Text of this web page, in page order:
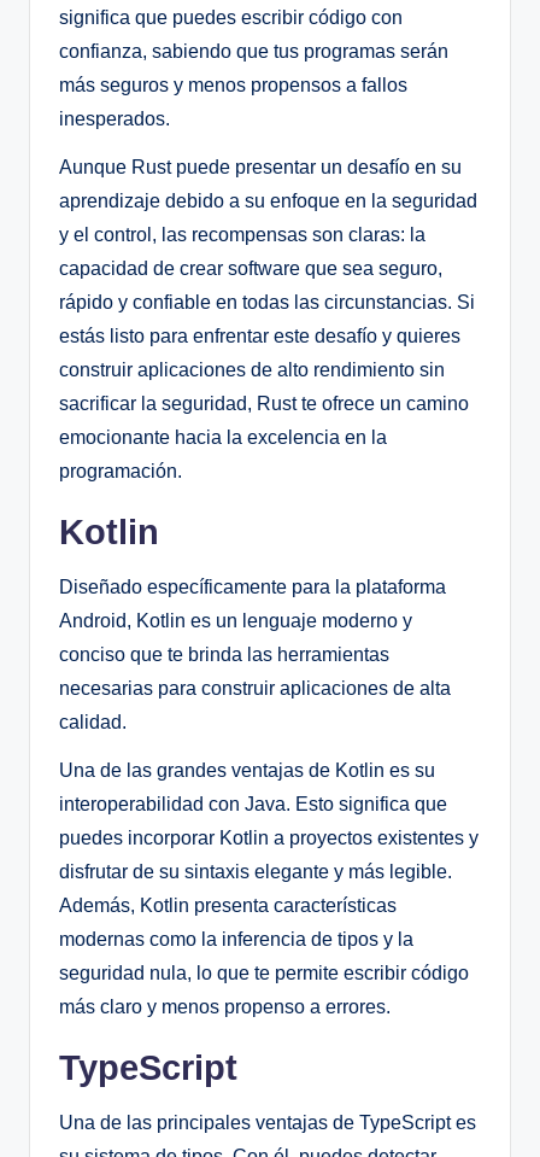
significa que puedes escribir código con
confianza, sabiendo que tus programas serán
más seguros y menos propensos a fallos
inesperados.
Aunque Rust puede presentar un desafío en su
aprendizaje debido a su enfoque en la seguridad
y el control, las recompensas son claras: la
capacidad de crear software que sea seguro,
rápido y confiable en todas las circunstancias. Si
estás listo para enfrentar este desafío y quieres
construir aplicaciones de alto rendimiento sin
sacrificar la seguridad, Rust te ofrece un camino
emocionante hacia la excelencia en la
programación.
Kotlin
Diseñado específicamente para la plataforma
Android, Kotlin es un lenguaje moderno y
conciso que te brinda las herramientas
necesarias para construir aplicaciones de alta
calidad.
Una de las grandes ventajas de Kotlin es su
interoperabilidad con Java. Esto significa que
puedes incorporar Kotlin a proyectos existentes y
disfrutar de su sintaxis elegante y más legible.
Además, Kotlin presenta características
modernas como la inferencia de tipos y la
seguridad nula, lo que te permite escribir código
más claro y menos propenso a errores.
TypeScript
Una de las principales ventajas de TypeScript es